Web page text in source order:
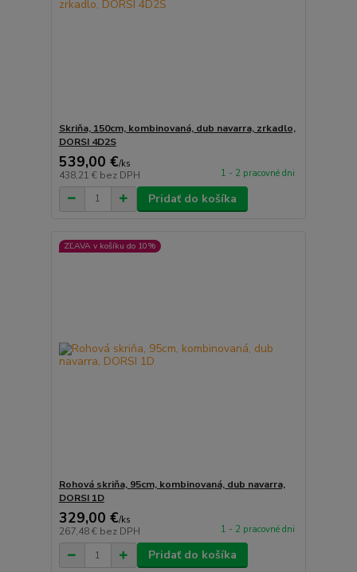
Skriňa, 150cm, kombinovaná, dub navarra, zrkadlo,
DORSI 4D2S
539,00 €/ks
438,21 € bez DPH 1 - 2 pracovné dni
Pridať do košíka
ZĽAVA v košíku do 10%
Rohová skriňa, 95cm, kombinovaná, dub navarra,
DORSI 1D
329,00 €/ks
267,48 € bez DPH 1 - 2 pracovné dni
Pridať do košíka